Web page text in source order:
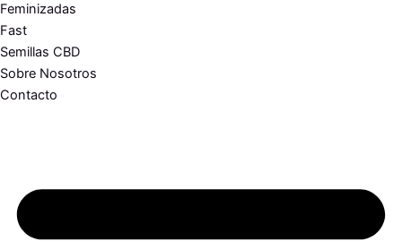
Feminizadas
Fast
Semillas CBD
Sobre Nosotros
Contacto